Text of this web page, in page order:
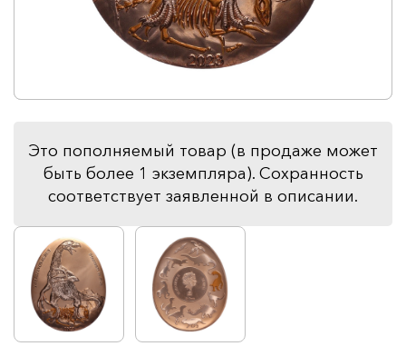
Это пополняемый товар (в продаже может
быть более 1 экземпляра). Сохранность
соответствует заявленной в описании.